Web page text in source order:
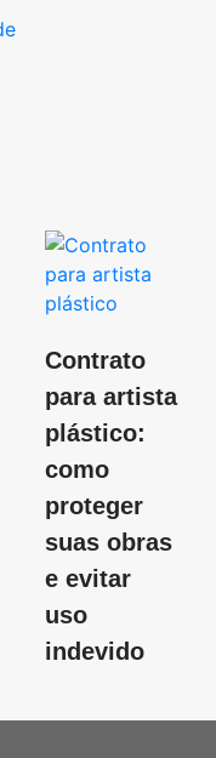
Contrato
para artista
plástico:
como
proteger
suas obras
e evitar
uso
indevido